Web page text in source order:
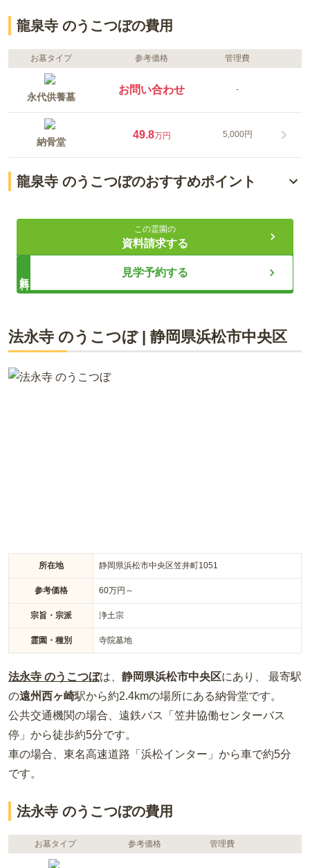
龍泉寺 のうこつぼの費用
お墓タイプ 参考価格 管理費
永代供養墓
お問い合わせ -
納骨堂
49.8万円 5,000円
龍泉寺 のうこつぼのおすすめポイント
一室ずつ納骨室が分かれた集合型のお墓
お寺が大切に管理・供養
契約後も安心のサポート
最寄りのバス停から徒歩3分の立地にあります。大自然に囲ま
れた、閑静な住宅地にあります。由緒正しき寺院が永代にわた
この霊園の
資料請求する
見学予約する
法永寺 のうこつぼ| 静岡県浜松市中央区
所在地 静岡県浜松市中央区笠井町1051
参考価格 60万円～
宗旨・宗派 浄土宗
霊園・種別 寺院墓地
法永寺 のうこつぼは、 静岡県浜松市中央区にあり、 最寄駅
の遠州西ヶ崎駅から約2.4kmの場所にある納骨堂です。
公共交通機関の場合 、遠鉄バス「笠井協働センターバス
停」から徒歩約5分です。
車の場合 、東名高速道路「浜松インター」から車で約5分
です。
法永寺 のうこつぼの費用
お墓タイプ 参考価格 管理費